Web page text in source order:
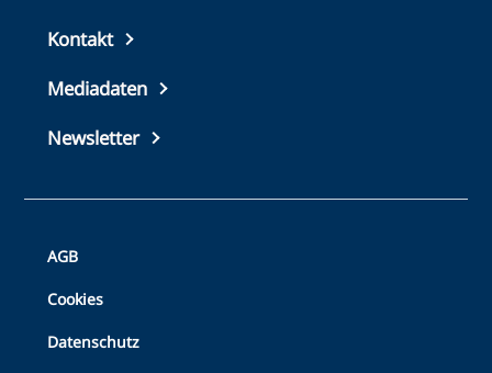
Top
footer
Kontakt
Mediadaten
Newsletter
Bottom
Footer
AGB
Cookies
Datenschutz